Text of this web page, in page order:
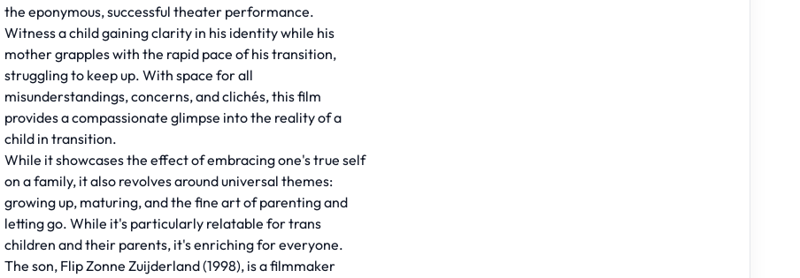
the eponymous, successful theater performance.
Witness a child gaining clarity in his identity while his
mother grapples with the rapid pace of his transition,
struggling to keep up. With space for all
misunderstandings, concerns, and clichés, this film
provides a compassionate glimpse into the reality of a
child in transition.
While it showcases the effect of embracing one's true self
on a family, it also revolves around universal themes:
growing up, maturing, and the fine art of parenting and
letting go. While it's particularly relatable for trans
children and their parents, it's enriching for everyone.
The son, Flip Zonne Zuijderland (1998), is a filmmaker